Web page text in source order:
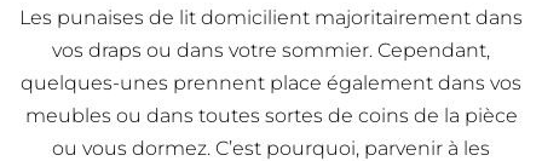
Les punaises de lit domicilient majoritairement dans
vos draps ou dans votre sommier. Cependant,
quelques-unes prennent place également dans vos
meubles ou dans toutes sortes de coins de la pièce
ou vous dormez. C’est pourquoi, parvenir à les